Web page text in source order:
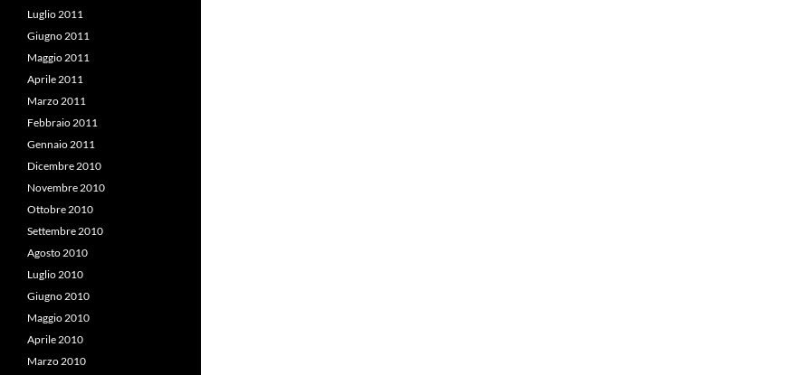
Luglio 2011
Giugno 2011
Maggio 2011
Aprile 2011
Marzo 2011
Febbraio 2011
Gennaio 2011
Dicembre 2010
Novembre 2010
Ottobre 2010
Settembre 2010
Agosto 2010
Luglio 2010
Giugno 2010
Maggio 2010
Aprile 2010
Marzo 2010